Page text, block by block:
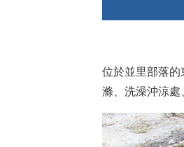
位於並里部落
滌、洗澡沖涼處